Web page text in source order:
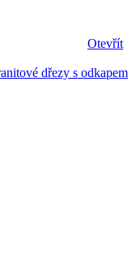
Otevřít
dřezy s odkapem